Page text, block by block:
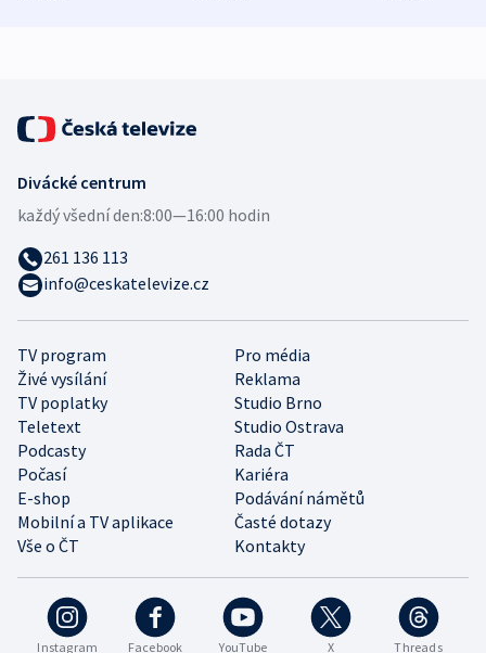
Instagram Facebook YouTube X Threads
TV program
Pro média
Živé vysílání
Reklama
TV poplatky
Studio Brno
Teletext
Studio Ostrava
Podcasty
Rada ČT
Počasí
Kariéra
E-shop
Podávání námětů
Mobilní a TV aplikace
Časté dotazy
Vše o ČT
Kontakty
Divácké centrum
každý všední den:8:00—16:00 hodin
261 136 113
info@ceskatelevize.cz